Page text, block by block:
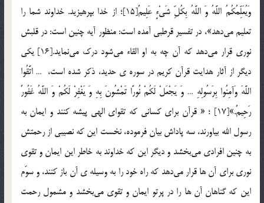
وَيُعَلِّمُكُمُ اللَّهُ وَ اللَّهُ بِكُلِّ شَيْءٍ عَلِيمٌ[15]؛ از خدا بپرهيزيد. خداوند شما را
تعليم مي‌دهد»، در تفسير قرطبي آمده است: منظور آيه چنين است: در قلبش
نوري قرار مي‌دهد كه آن چه به او القاء مي‌شود درك مي‌نمايد.[16] يكي
ديگر از آثار هدايت قرآن كريم در سوره ي حديد، ذكر شده است، … اتَّقُوا
اللَّهَ وَآمِنُوا بِرَسُولِهِ … وَ يَجْعَلْ لَكُمْ نُورًا تَمْشُونَ بِهِ وَ يَغْفِرْ لَكُمْ وَ اللَّهُ غَفُورٌ
رَحِيمٌ.»[17] ؛ « قرآن براي كساني كه تقواي الهي پيشه كنند و ايمان به
رسول الله بياورند، سه پاداش بيان فرموده، نخست اين كه نصيبي از رحمتش
به چنين افرادي مي‌بخشد و ديگر اين كه خداوند به خاطر اين ايمان و تقوي
نوري براي آن ها قرار مي‌دهد كه راه خود را به وسيله ي آن باز كنند، و سوّم
اين كه گناهان آن ها را در پرتو ايمان و تقوي مي‌بخشد و مشمول رحمت